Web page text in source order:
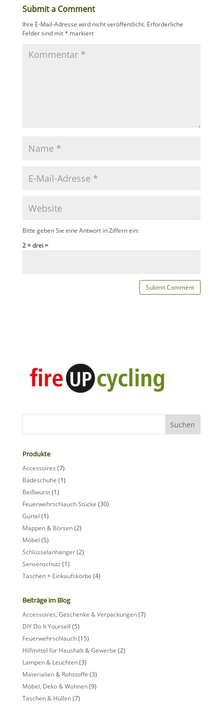
Submit a Comment
Ihre E-Mail-Adresse wird nicht veröffentlicht. Erforderliche
Felder sind mit* markiert
Bitte geben Sie eine Antwort in Ziffern ein:
2 × drei =
Produkte
Accessoires (7)
Badeschuhe (1)
Beißwurst(1)
Feuerwehrschlauch Stücke (30)
Gürtel (1)
Mappen & Börsen(2)
Möbel (5)
Schlüsselanhänger(2)
Sensenschutz (1)
Taschen + Einkaufskörbe (4)
Beiträge im Blog
Accessoires, Geschenke & Verpackungen(7)
DIY Do It Yourself(5)
Feuerwehrschlauch(15)
Hilfmittel für Haushalt & Gewerbe (2)
Lampen & Leuchten(3)
Materialien & Rohstoffe (3)
Möbel, Deko & Wohnen(9)
Taschen & Hüllen(7)